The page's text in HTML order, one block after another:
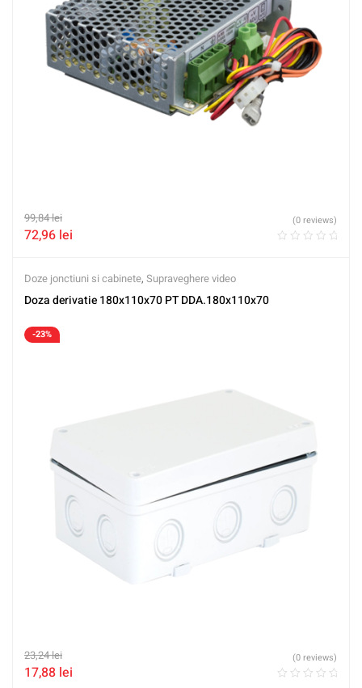
99,84lei
72,96 lei
(0 reviews)
Doze jonctiuni si cabinete, Supraveghere video
Doza derivatie 180x110x70 PT DDA.180x110x70
-23%
23,24lei
17,88 lei
(0 reviews)